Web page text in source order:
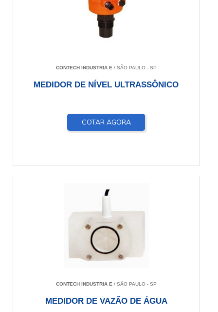
CONTECH INDUSTRIA E / SÃO PAULO - SP
MEDIDOR DE NÍVEL ULTRASSÔNICO
COTAR AGORA
CONTECH INDUSTRIA E / SÃO PAULO - SP
MEDIDOR DE VAZÃO DE ÁGUA